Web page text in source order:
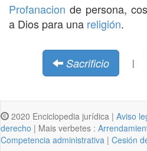
Profanacion de persona,
a Dios para una religión.
Sacrificio |
2020 Enciclopedia jurídica | Aviso
derecho | Mais verbetes :
Competencia administrativa | Cesión